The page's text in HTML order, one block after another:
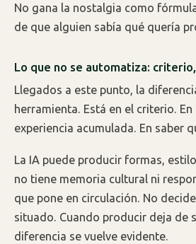
No gana la nostalgia como
de que alguien sabía qué quería
Lo que no se automatiza:
Llegados a este punto, la
herramienta. Está en el criterio.
experiencia acumulada. En saber
La IA puede producir formas,
no tiene memoria cultural ni
que pone en circulación. No
situado. Cuando producir deja de
diferencia se vuelve evidente.